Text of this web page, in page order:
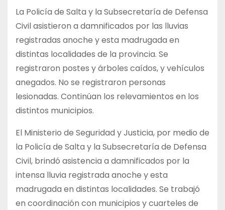
La Policía de Salta y la Subsecretaría de Defensa
Civil asistieron a damnificados por las lluvias
registradas anoche y esta madrugada en
distintas localidades de la provincia. Se
registraron postes y árboles caídos, y vehículos
anegados. No se registraron personas
lesionadas. Continúan los relevamientos en los
distintos municipios.
El Ministerio de Seguridad y Justicia, por medio de
la Policía de Salta y la Subsecretaría de Defensa
Civil, brindó asistencia a damnificados por la
intensa lluvia registrada anoche y esta
madrugada en distintas localidades. Se trabajó
en coordinación con municipios y cuarteles de